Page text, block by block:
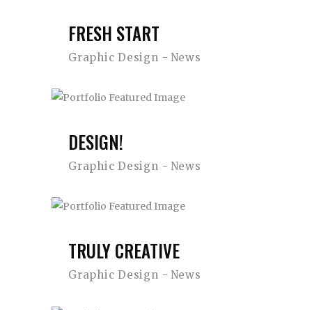
FRESH START
Graphic Design News
DESIGN!
Graphic Design News
TRULY CREATIVE
Graphic Design News